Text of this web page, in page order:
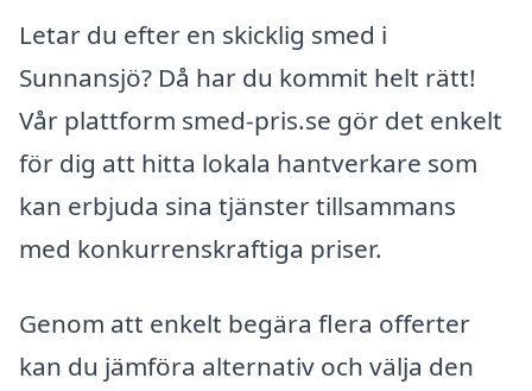
Letar du efter en skicklig smed i
Sunnansjö? Då har du kommit helt rätt!
Vår plattform smed-pris.se gör det enkelt
för dig att hitta lokala hantverkare som
kan erbjuda sina tjänster tillsammans
med konkurrenskraftiga priser.
Genom att enkelt begära flera offerter
kan du jämföra alternativ och välja den